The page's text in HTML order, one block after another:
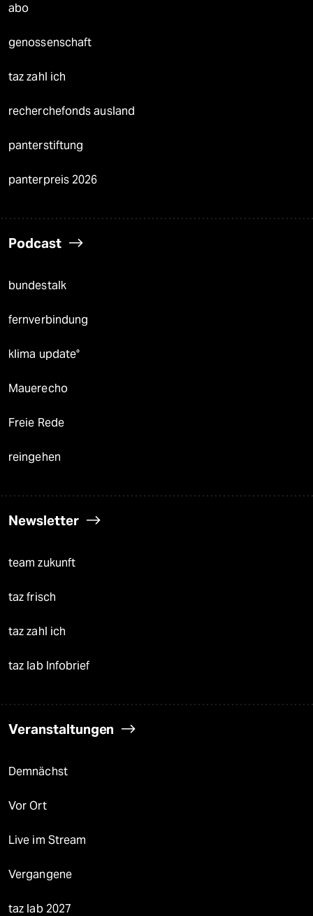
abo
genossenschaft
taz zahl ich
recherchefonds ausland
panterstiftung
panterpreis 2026
Podcast
bundestalk
fernverbindung
klima update°
Mauerecho
Freie Rede
reingehen
Newsletter
team zukunft
taz frisch
taz zahl ich
taz lab Infobrief
Veranstaltungen
Demnächst
Vor Ort
Live im Stream
Vergangene
taz lab 2027